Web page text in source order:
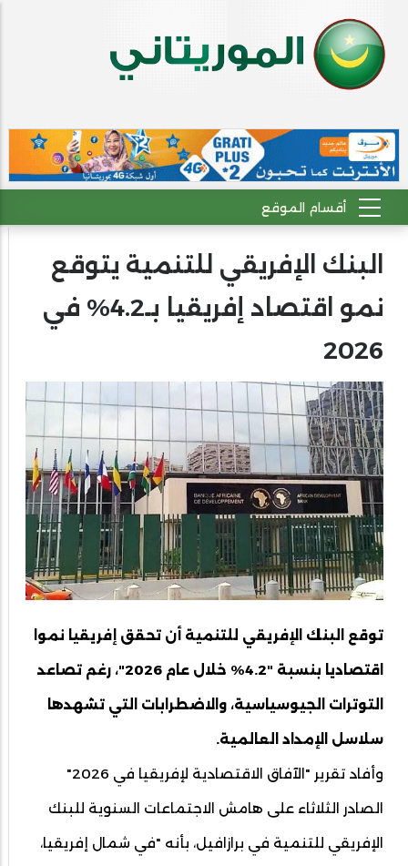
البنك الإفريقي للتنمية يتوقع
نمو اقتصاد إفريقيا بـ4.2% في
2026
توقع البنك الإفريقي للتنمية أن تحقق إفريقيا نموا
اقتصاديا بنسبة "4.2% خلال عام 2026"، رغم تصاعد
التوترات الجيوسياسية، والاضطرابات التي تشهدها
سلاسل الإمداد العالمية.
وأفاد تقرير "الآفاق الاقتصادية لإفريقيا في 2026"
الصادر الثلاثاء على هامش الاجتماعات السنوية للبنك
الإفريقي للتنمية في برازافيل، بأنه "في شمال إفريقيا،